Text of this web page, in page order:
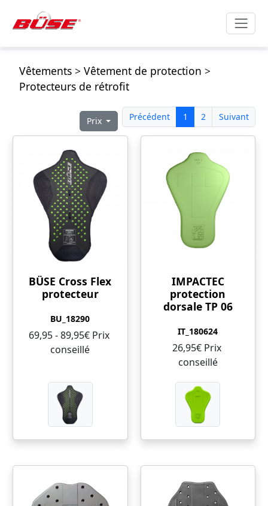
Vêtements> Vêtement de protection >
Protecteurs de rétrofit
Précédent 1 2 Suivant
Prix
BÜSE Cross Flex
protecteur
BU_18290
69,95 - 89,95€ Prix ​​
conseillé
IMPACTEC
protection
dorsale TP 06
IT_180624
26,95€ Prix ​​
conseillé